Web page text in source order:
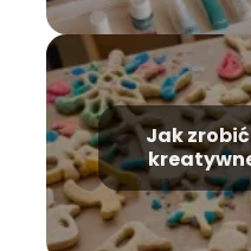
Jak